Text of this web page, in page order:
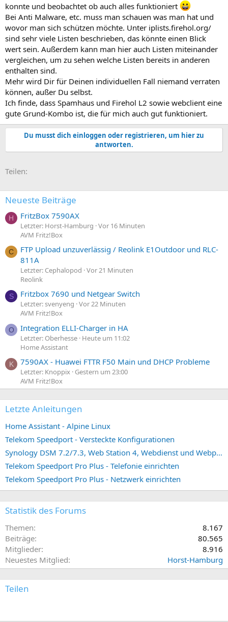
konnte und beobachtet ob auch alles funktioniert
Bei Anti Malware, etc. muss man schauen was man hat und
wovor man sich schützen möchte. Unter iplists.firehol.org/
sind sehr viele Listen beschrieben, das könnte einen Blick
wert sein. Außerdem kann man hier auch Listen miteinander
vergleichen, um zu sehen welche Listen bereits in anderen
enthalten sind.
Mehr wird Dir für Deinen individuellen Fall niemand verraten
können, außer Du selbst.
Ich finde, dass Spamhaus und Firehol L2 sowie webclient eine
gute Grund-Kombo ist, die für mich auch gut funktioniert.
Du musst dich einloggen oder registrieren, um hier zu
antworten.
Teilen:
Neueste Beiträge
H FritzBox 7590AX
Letzter: Horst-Hamburg Vor 16 Minuten
AVM Fritz!Box
C
FTP Upload unzuverlässig / Reolink E1Outdoor und RLC-
811A
Letzter: Cephalopod Vor 21 Minuten
Reolink
S Fritzbox 7690 und Netgear Switch
Letzter: svenyeng Vor 22 Minuten
AVM Fritz!Box
O Integration ELLI-Charger in HA
Letzter: Oberhesse Heute um 11:02
Home Assistant
K 7590AX - Huawei FTTR F50 Main und DHCP Probleme
Letzter: Knoppix Gestern um 23:00
AVM Fritz!Box
Letzte Anleitungen
Home Assistant - Alpine Linux
Telekom Speedport - Versteckte Konfigurationen
Synology DSM 7.2/7.3, Web Station 4, Webdienst und Webportal erstellen (ehemals vHost)
Telekom Speedport Pro Plus - Telefonie einrichten
Telekom Speedport Pro Plus - Netzwerk einrichten
Statistik des Forums
Themen
8.167
Beiträge
80.565
Mitglieder
8.916
Neuestes Mitglied
Horst-Hamburg
Teilen